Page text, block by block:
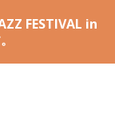
FESTIVAL in